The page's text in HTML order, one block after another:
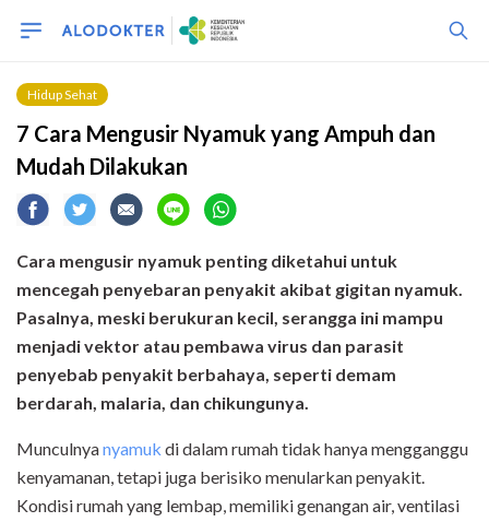
Hidup Sehat
7 Cara Mengusir Nyamuk yang Ampuh dan
Mudah Dilakukan
Cara mengusir nyamuk penting diketahui untuk
mencegah penyebaran penyakit akibat gigitan nyamuk.
Pasalnya, meski berukuran kecil, serangga ini mampu
menjadi vektor atau pembawa virus dan parasit
penyebab penyakit berbahaya, seperti demam
berdarah, malaria, dan chikungunya.
Munculnyanyamuk di dalam rumah tidak hanya mengganggu
kenyamanan, tetapi juga berisiko menularkan penyakit.
Kondisi rumah yang lembap, memiliki genangan air, ventilasi